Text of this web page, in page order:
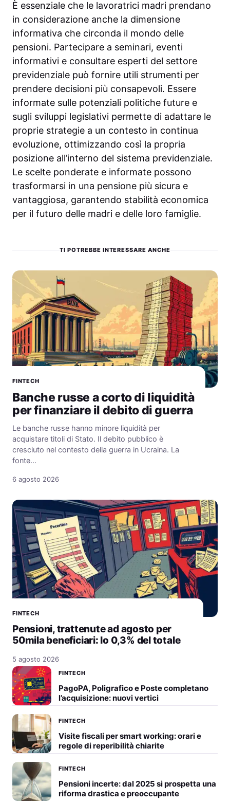
È essenziale che le lavoratrici madri prendano
in considerazione anche la dimensione
informativa che circonda il mondo delle
pensioni. Partecipare a seminari, eventi
informativi e consultare esperti del settore
previdenziale può fornire utili strumenti per
prendere decisioni più consapevoli. Essere
informate sulle potenziali politiche future e
sugli sviluppi legislativi permette di adattare le
proprie strategie a un contesto in continua
evoluzione, ottimizzando così la propria
posizione all’interno del sistema previdenziale.
Le scelte ponderate e informate possono
trasformarsi in una pensione più sicura e
vantaggiosa, garantendo stabilità economica
per il futuro delle madri e delle loro famiglie.
TI POTREBBE INTERESSARE ANCHE
FINTECH
Banche russe a corto di liquidità
per finanziare il debito di guerra
Le banche russe hanno minore liquidità per
acquistare titoli di Stato. Il debito pubblico è
cresciuto nel contesto della guerra in Ucraina. La
fonte…
6 agosto 2026
FINTECH
Pensioni, trattenute ad agosto per
50mila beneficiari: lo 0,3% del totale
5 agosto 2026
FINTECH
PagoPA, Poligrafico e Poste completano
l’acquisizione: nuovi vertici
FINTECH
Visite fiscali per smart working: orari e
regole di reperibilità chiarite
FINTECH
Pensioni incerte: dal 2025 si prospetta una
riforma drastica e preoccupante